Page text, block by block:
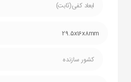
ابعاد کفی(ثابت)
29.5x16x8mm
کشور سازنده